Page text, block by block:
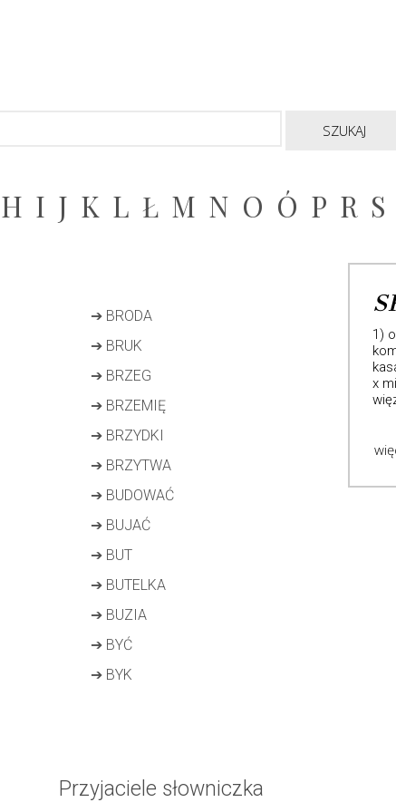
H I J K L Ł M N O Ó P R S
➔BRODA
➔BRUK
➔BRZEG
➔BRZEMIĘ
➔BRZYDKI
➔BRZYTWA
➔BUDOWAĆ
➔BUJAĆ
➔BUT
➔BUTELKA
➔BUZIA
➔BYĆ
➔BYK
1)
x
Przyjaciele słowniczka